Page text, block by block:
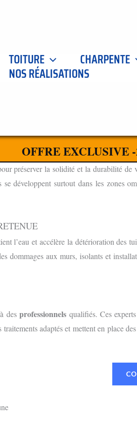
TOITURE CHARPENTE
NOS RÉALISATIONS
OFFRE EXCLUSIVE
ARNAY LE DUC 21230
préserver la solidité et la durabilité de
développent surtout dans les zones
l’eau et accélère la détérioration des
dommages aux murs, isolants et
desprofessionnels qualifiés. Ces
adaptés et mettent en place